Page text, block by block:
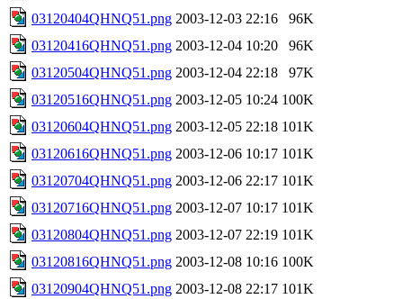
03120404QHNQ51.png 2003-12-03 22:16
96K
03120416QHNQ51.png 2003-12-04 10:20
96K
03120504QHNQ51.png 2003-12-04 22:18
97K
03120516QHNQ51.png 2003-12-05 10:24 100K
03120604QHNQ51.png 2003-12-05 22:18 101K
03120616QHNQ51.png 2003-12-06 10:17 101K
03120704QHNQ51.png 2003-12-06 22:17 101K
03120716QHNQ51.png 2003-12-07 10:17 101K
03120804QHNQ51.png 2003-12-07 22:19 101K
03120816QHNQ51.png 2003-12-08 10:16 100K
03120904QHNQ51.png 2003-12-08 22:17 101K